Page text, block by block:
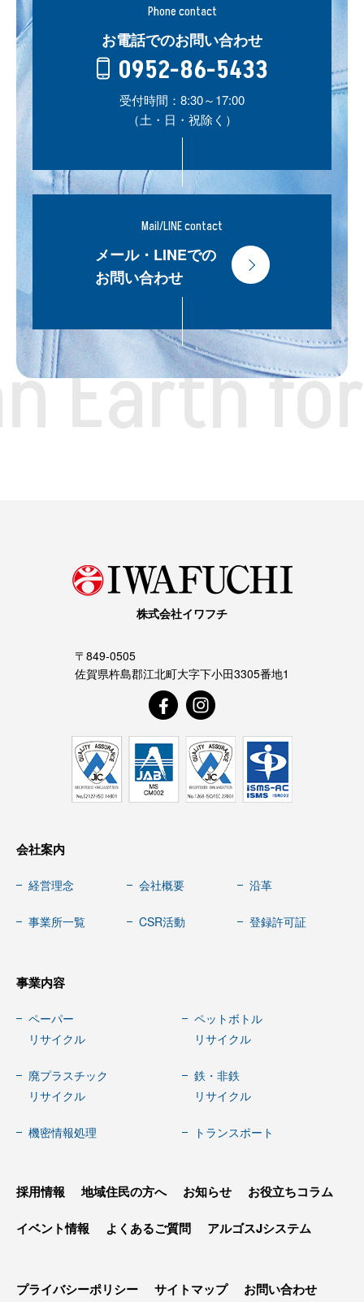
Earth
Phone contact
お電話でのお問い合わせ
0952-86-5433
受付時間：8:30～17:00
（土・日・祝除く）
Mail/LINE contact
メール・LINEでの
お問い合わせ
株式会社イワフチ
〒849-0505
佐賀県杵島郡江北町大字下小田3305番地1
会社案内
経営理念 会社概要 沿革
事業所一覧 CSR活動 登録許可証
事業内容
ペーパー
リサイクル
ペットボトル
リサイクル
廃プラスチック
リサイクル
鉄・非鉄
リサイクル
機密情報処理 トランスポート
採用情報 地域住民の方へ お知らせ お役立ちコラム
イベント情報 よくあるご質問 アルゴスJシステム
プライバシーポリシー サイトマップ お問い合わせ